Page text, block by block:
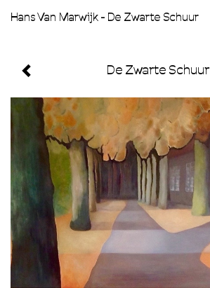
Hans Van Marwijk - De Zwarte Schuur
De Zwarte Schuur